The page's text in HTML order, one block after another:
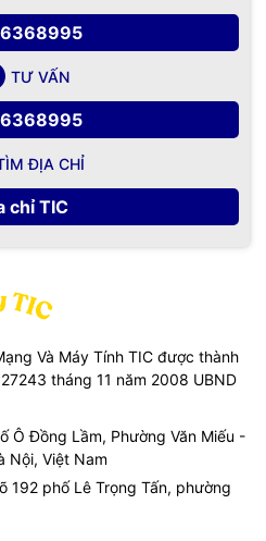
TƯ VẤN
ĐỊA CHỈ
chỉ TIC
Và Máy Tính TIC được thành
tháng 11 năm 2008 UBND
Ô Đồng Lầm, Phường Văn Miếu -
Nội, Việt Nam
192 phố Lê Trọng Tấn, phường